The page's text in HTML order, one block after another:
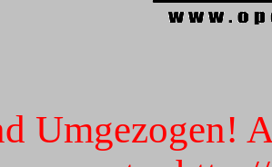
Umgezogen!